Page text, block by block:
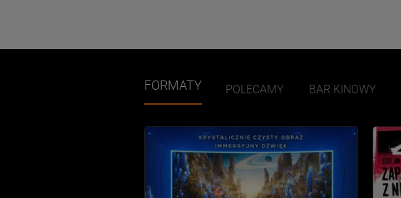
FORMATY POLECAMY BAR KINOWY